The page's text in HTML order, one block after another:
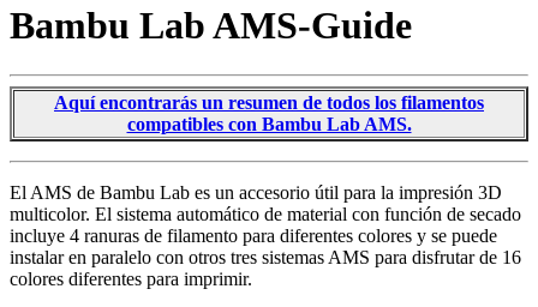
Bambu Lab AMS-Guide
Aquí encontrarás un resumen de todos los filamentos
compatibles con Bambu Lab AMS.
El AMS de Bambu Lab es un accesorio útil para la impresión 3D
multicolor. El sistema automático de material con función de secado
incluye 4 ranuras de filamento para diferentes colores y se puede
instalar en paralelo con otros tres sistemas AMS para disfrutar de 16
colores diferentes para imprimir.